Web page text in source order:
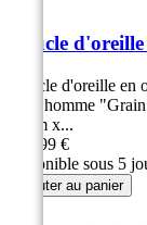
Boucle
Boucle d'oreille
pour homme
8 mm x...
189,99 €
disponible sous 5
Ajouter au panier